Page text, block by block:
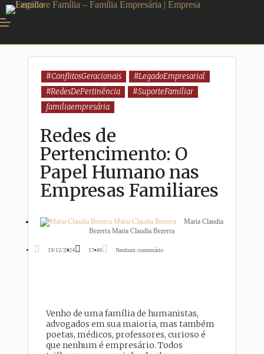
#ConflitosGeracionais
#LegadoEmpresarial
#RedesDePertinência
#SuporteFamiliar
familiaempresária
Redes de
Pertencimento: O
Papel Humano nas
Empresas Familiares
Maria Claudia
Bezerra Maria Claudia Bezerra
19/12/2024 17:49 Nenhum comentário
Venho de uma família de humanistas,
advogados em sua maioria, mas também
poetas, médicos, professores, curioso é
que nenhum é empresário. Todos